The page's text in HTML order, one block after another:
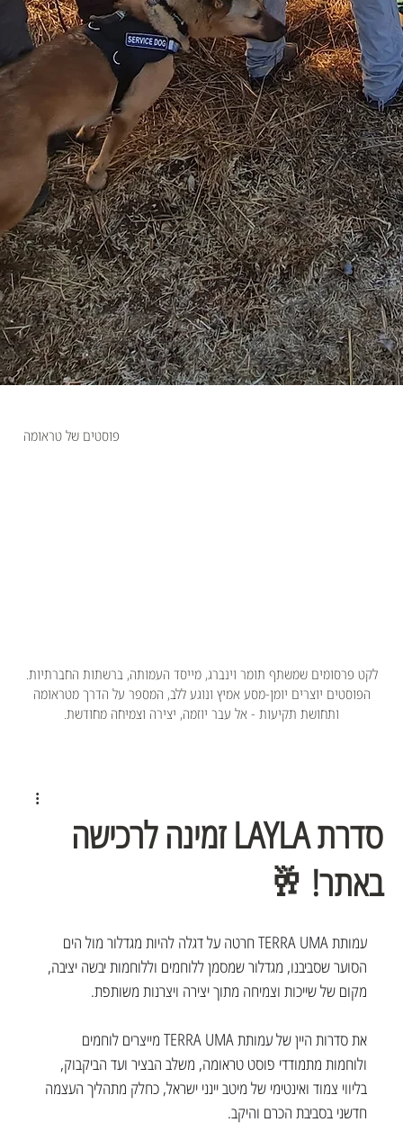
סדרת LAYLA זמינה לרכישה
באתר! 🥂
עמותת TERRA UMA חרטה על דגלה להיות מגדלור מול הים
הסוער שסביבנו, מגדלור שמסמן ללוחמים וללוחמות יבשה יציבה,
מקום של שייכות וצמיחה מתוך יצירה ויצרנות משותפת.
את סדרות היין של עמותת TERRA UMA מייצרים לוחמים
ולוחמות מתמודדי פוסט טראומה, משלב הבציר ועד הביקבוק,
בליווי צמוד ואינטימי של מיטב יינני ישראל, כחלק מתהליך העצמה
חדשני בסביבת הכרם והיקב.
פוסטים של טראומה
לקט פרסומים שמשתף תומר וינברג, מייסד העמותה, ברשתות החברתיות.
הפוסטים יוצרים יומן-מסע אמיץ ונוגע ללב, המספר על הדרך מטראומה
ותחושת תקיעות - אל עבר יוזמה, יצירה וצמיחה מחודשת.